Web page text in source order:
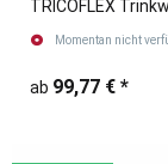
TRICOFLEX
Momentan nicht
ab 99,77 € *